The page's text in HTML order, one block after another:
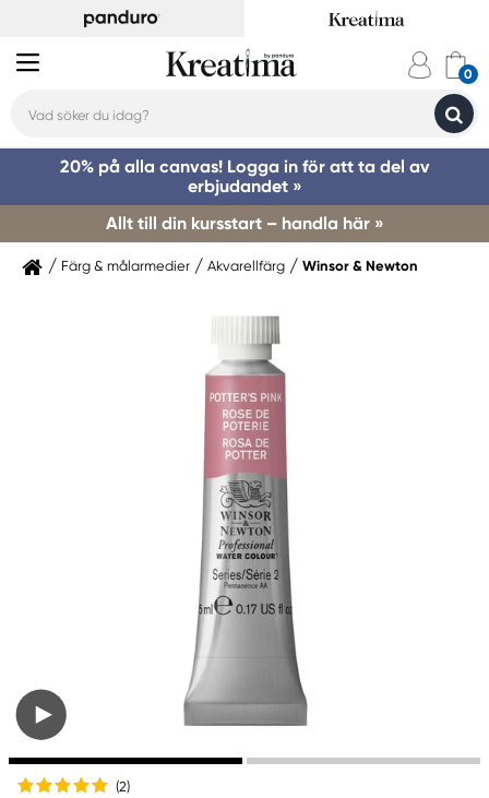
20% på alla canvas! Logga in för att ta del av
erbjudandet »
Allt till din kursstart – handla här »
Färg & målarmedier Akvarellfärg Winsor & Newton
(2)